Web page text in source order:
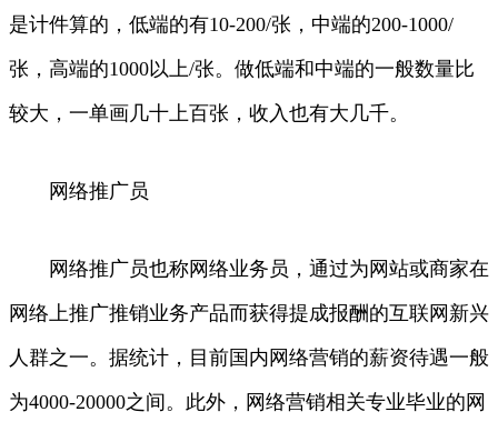
是计件算的，低端的有10-200/张，中端的200-1000/
张，高端的1000以上/张。做低端和中端的一般数量比
较大，一单画几十上百张，收入也有大几千。
网络推广员
网络推广员也称网络业务员，通过为网站或商家在
网络上推广推销业务产品而获得提成报酬的互联网新兴
人群之一。据统计，目前国内网络营销的薪资待遇一般
为4000-20000之间。此外，网络营销相关专业毕业的网